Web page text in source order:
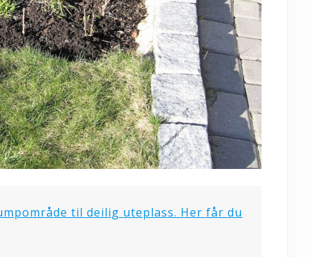
til deilig uteplass. Her får du